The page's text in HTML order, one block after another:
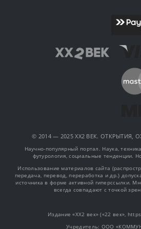
© 2014 — 2025 XX2 ВЕК. ОТКРЫТИЯ,
Научно-популярный портал. Наука,
футурология, социальные тенденции.
Использование материалов сайта
передача, перевод, переработка и др.)
источника в форме активной гиперссылки.
всегда совпадают с точкой
Издание «XX2 век» («22 век»,
Учредитель: OOO